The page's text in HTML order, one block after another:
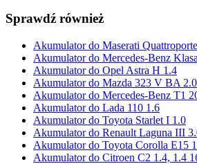
Sprawdź również
Akumulator do Maserati
Akumulator do Mercedes-Benz
Akumulator do Opel Astra H 1.4
Akumulator do Mazda 323 V BA
Akumulator do Mercedes-Benz T1
Akumulator do Lada 110 1.6
Akumulator do Toyota Starlet I 1.0
Akumulator do Renault Laguna III
Akumulator do Toyota Corolla E15
Akumulator do Citroen C2 1.4, 1.4